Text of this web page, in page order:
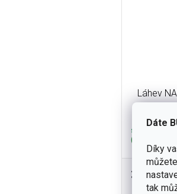
Dáte
Díky
tak
Láhev
skladem
(3 ks)
390 Kč
Léty